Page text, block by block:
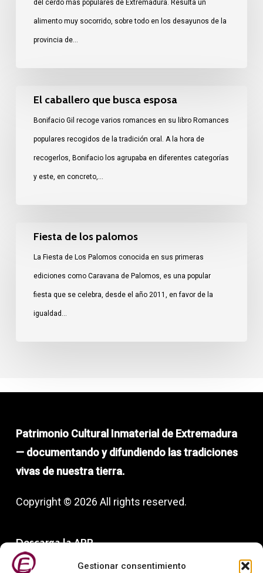
Gestionar consentimiento
del cerdo más populares de Extremadura. Resulta un
alimento muy socorrido, sobre todo en los desayunos de la
provincia de…
El caballero que busca esposa
Bonifacio Gil recoge varios romances en su libro Romances
populares recogidos de la tradición oral. A la hora de
recogerlos, Bonifacio los agrupaba en diferentes categorías
y este, en concreto,…
FiestaFiesta de los palomos
La Fiesta de Los Palomos conocida en sus primeras
ediciones como Caravana de Palomos, es una popular
fiesta que se celebra, desde el año 2011, en favor de la
igualdad…
Patrimonio Cultural Inmaterial de Extremadura
— documentando y difundiendo las tradiciones
vivas de nuestra tierra.
Copyright © 2026 All rights reserved.
Descarga la APP